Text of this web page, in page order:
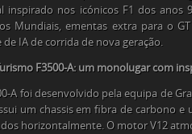
inspirado nos icónicos F1 dos anos
Mundiais, ementas extra para o
de IA de corrida de nova geração.
F3500-A: um monolugar com
A foi desenvolvido pela equipa de
um chassis em fibra de carbono e
horizontalmente. O motor V12